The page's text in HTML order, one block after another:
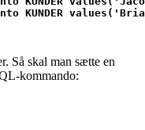
KUNDER
Så skal man sætte en
kommando: